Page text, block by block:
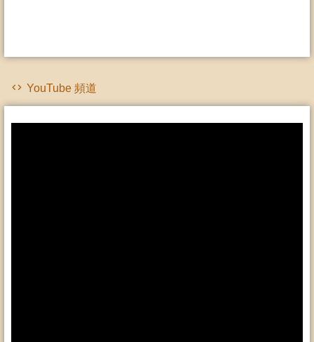
YouTube 頻道